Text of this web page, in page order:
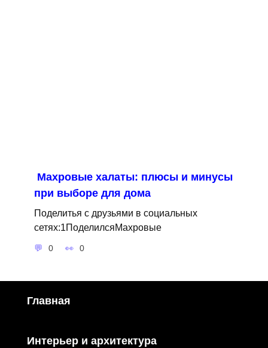
Махровые халаты: плюсы и минусы
при выборе для дома
Поделитья с друзьями в социальных
сетях:1ПоделилсяМахровые
0 0
Главная
Интерьер и архитектура